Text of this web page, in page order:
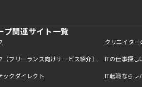
プ関連サイト一覧
クリエイタ
フリーランス向けサービス紹介） ITの仕事探
ックダイレクト IT転職なら